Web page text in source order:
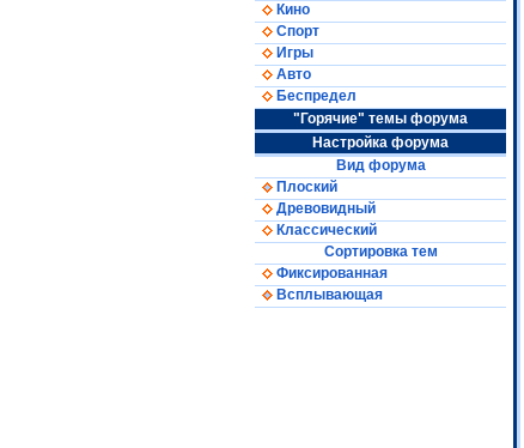
Кино
Спорт
Игры
Авто
Беспредел
"Горячие" темы форума
Настройка форума
Вид форума
Плоский
Древовидный
Классический
Сортировка тем
Фиксированная
Всплывающая